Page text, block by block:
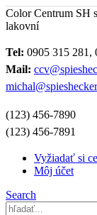
Color Centrum SH
lakovní
Tel: 0905 315 281,
Mail:
(123) 456-7890
(123) 456-7891
Vyžiadať si
Môj účet
Search